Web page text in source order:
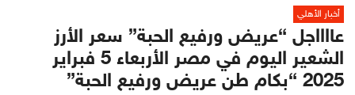
أخبار الأهلي
عااااجل “عريض ورفيع الحبة” سعر الأرز
الشعير اليوم في مصر الأربعاء 5 فبراير
2025 “بكام طن عريض ورفيع الحبة”